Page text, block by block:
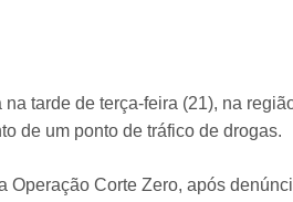
tarde de terça-feira (21), na
de um ponto de tráfico de drogas.
Operação Corte Zero, após